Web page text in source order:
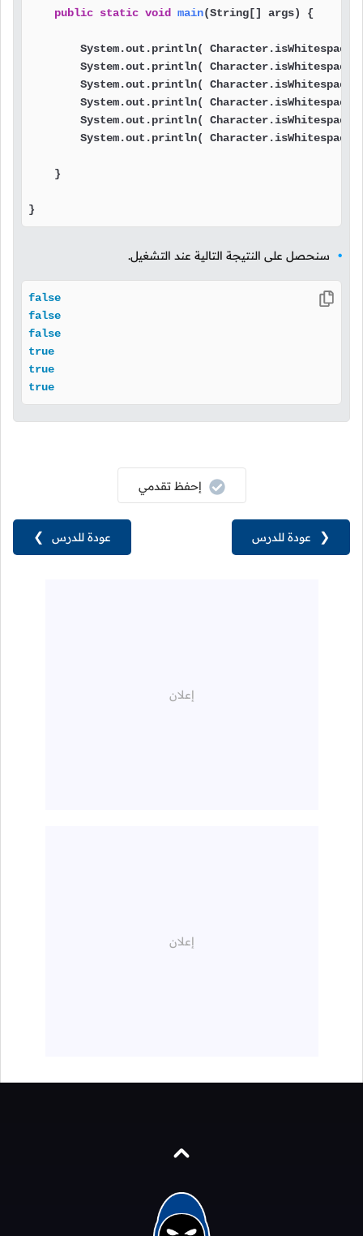
public static void main(String[] args) {
        System.out.println( Character.isWhitespace(
        System.out.println( Character.isWhitespace(
        System.out.println( Character.isWhitespace(
        System.out.println( Character.isWhitespace(
        System.out.println( Character.isWhitespace(
        System.out.println( Character.isWhitespace(
    }
}
سنحصل على النتيجة التالية عند التشغيل.
false
false
false
true
true
true
عودة للدرس ❯
إحفظ تقدمي
❮ عودة للدرس